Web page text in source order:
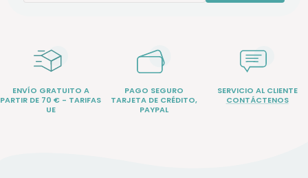
ENVÍO GRATUITO A
PARTIR DE 70 € - TARIFAS
UE
PAGO SEGURO
TARJETA DE CRÉDITO,
PAYPAL
SERVICIO AL CLIENTE
CONTÁCTENOS